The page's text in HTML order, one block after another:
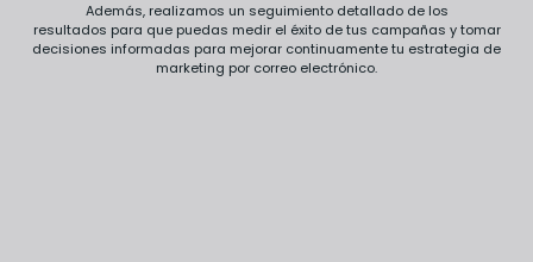
Además, realizamos un seguimiento detallado de los
resultados para que puedas medir el éxito de tus campañas y tomar
decisiones informadas para mejorar continuamente tu estrategia de
marketing por correo electrónico.